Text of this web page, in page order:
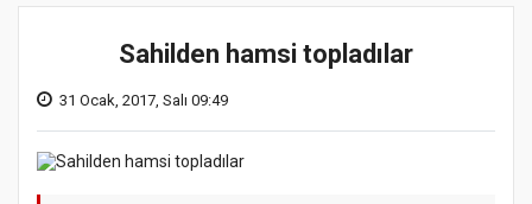
Sahilden hamsi topladılar
31 Ocak, 2017, Salı 09:49